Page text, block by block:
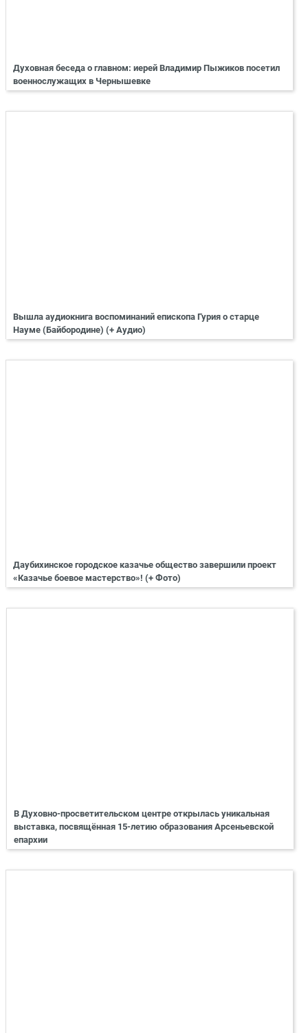
Духовная беседа о главном: иерей Владимир Пыжиков посетил
военнослужащих в Чернышевке
Вышла аудиокнига воспоминаний епископа Гурия о старце
Науме (Байбородине) (+ Аудио)
Даубихинское городское казачье общество завершили проект
«Казачье боевое мастерство»! (+ Фото)
В Духовно-просветительском центре открылась уникальная
выставка, посвящённая 15-летию образования Арсеньевской
епархии